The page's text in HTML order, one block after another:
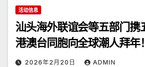
活动信息
汕头海外联谊会等五部门携
港澳台同胞向全球潮人拜年！
2026年2月20日 ADMIN